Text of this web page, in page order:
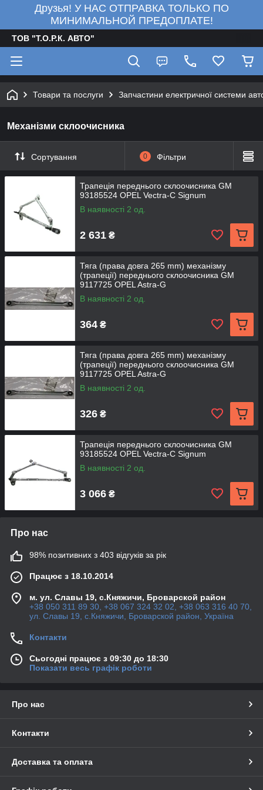
Друзья! У НАС ОТПРАВКА ТОЛЬКО ПО
МИНИМАЛЬНОЙ ПРЕДОПЛАТЕ!
ТОВ "Т.О.Р.К. АВТО"
Товари та послуги Запчастини електричної системи
Механізми склоочисника
Сортування 0 Фільтри
Трапеція переднього склоочисника GM
93185524 OPEL Vectra-C Signum
В наявності 2 од.
2 631 ₴
Тяга (права довга 265 mm) механізму
(трапеції) переднього склоочисника GM
9117725 OPEL Astra-G
В наявності 2 од.
364 ₴
Тяга (права довга 265 mm) механізму
(трапеції) переднього склоочисника GM
9117725 OPEL Astra-G
В наявності 2 од.
326 ₴
Трапеція переднього склоочисника GM
93185524 OPEL Vectra-C Signum
В наявності 2 од.
3 066 ₴
Про нас
98% позитивних з 403 відгуків за рік
Працює з 18.10.2014
м. ул. Славы 19, с.Княжичи, Броварской район
+38 050 311 89 30, +38 067 324 32 02, +38 063 316 40 70,
ул. Славы 19, с.Княжичи, Броварской район, Україна
Контакти
Сьогодні працює з 09:30 до 18:30
Показати весь графік роботи
Про нас
Контакти
Доставка та оплата